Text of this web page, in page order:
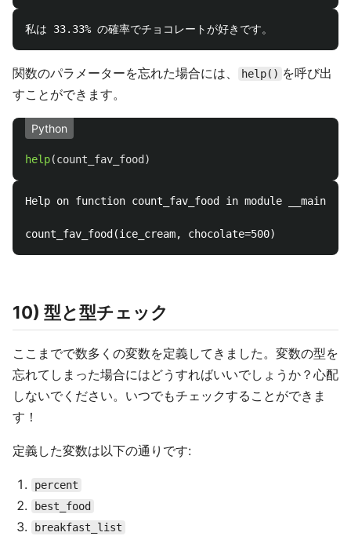
関数のパラメーターを忘れた場合には、 help() を呼び出
すことができます。
Python
help(count_fav_food )
Help on function count_fav_food in module __main__:
10) 型と型チェック
ここまでで数多くの変数を定義してきました。変数の型を
忘れてしまった場合にはどうすればいいでしょうか？心配
しないでください。いつでもチェックすることができま
す！
定義した変数は以下の通りです:
percent
best_food
breakfast_list